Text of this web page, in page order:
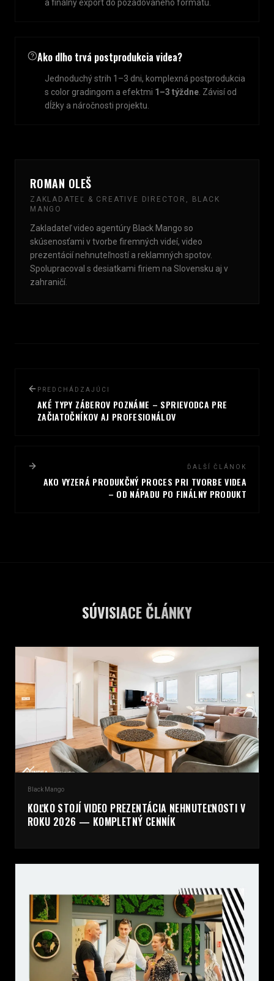
a finálny export do požadovaného formátu.
Ako dlho trvá postprodukcia videa?
Jednoduchý strih 1–3 dni, komplexná postprodukcia
s color gradingom a efektmi 1–3 týždne . Závisí od
dĺžky a náročnosti projektu.
ROMAN OLEŠ
ZAKLADATEĽ & CREATIVE DIRECTOR, BLACK
MANGO
Zakladateľ video agentúry Black Mango so
skúsenosťami v tvorbe firemných videí, video
prezentácií nehnuteľností a reklamných spotov.
Spolupracoval s desiatkami firiem na Slovensku aj v
zahraničí.
PREDCHÁDZAJÚCI
AKÉ TYPY ZÁBEROV POZNÁME – SPRIEVODCA PRE
ZAČIATOČNÍKOV AJ PROFESIONÁLOV
ĎALŠÍ ČLÁNOK
AKO VYZERÁ PRODUKČNÝ PROCES PRI TVORBE VIDEA
– OD NÁPADU PO FINÁLNY PRODUKT
SÚVISIACE ČLÁNKY
Black Mango
KOĽKO STOJÍ VIDEO PREZENTÁCIA NEHNUTEĽNOSTI V
ROKU 2026 — KOMPLETNÝ CENNÍK